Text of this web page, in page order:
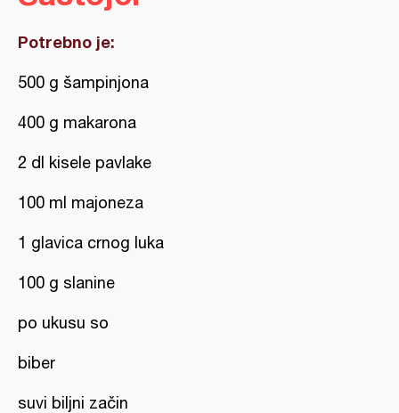
Potrebno je:
500 g šampinjona
400 g makarona
2 dl kisele pavlake
100 ml majoneza
1 glavica crnog luka
100 g slanine
po ukusu so
biber
suvi biljni začin